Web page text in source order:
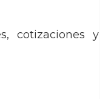
cotizaciones y